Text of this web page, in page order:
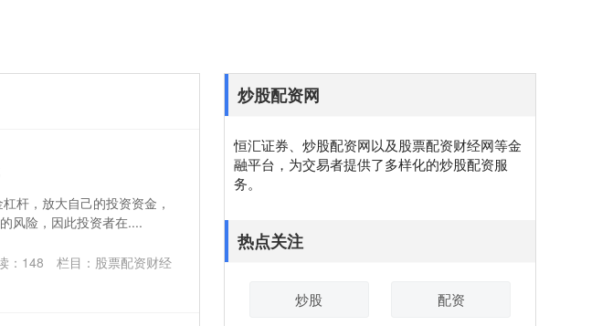
杆，放大自己的投资资金，
风险，因此投资者在....
： 148 栏目： 股票配资财经
炒股配资网
恒汇证券、炒股配资网以及股票配资财经网等金
融平台，为交易者提供了多样化的炒股配资服
务。
热点关注
炒股 配资